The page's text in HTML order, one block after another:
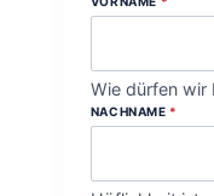
Wie dürfen wir
NACHNAME *